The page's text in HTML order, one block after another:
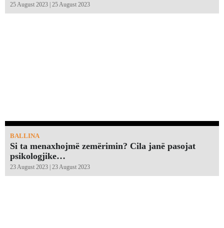
25 August 2023 | 25 August 2023
BALLINA
Si ta menaxhojmë zemërimin? Cila janë pasojat
psikologjike…
23 August 2023 | 23 August 2023